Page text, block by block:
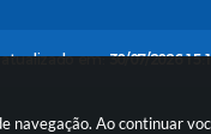
navegação. Ao continuar
em:30/07/2026